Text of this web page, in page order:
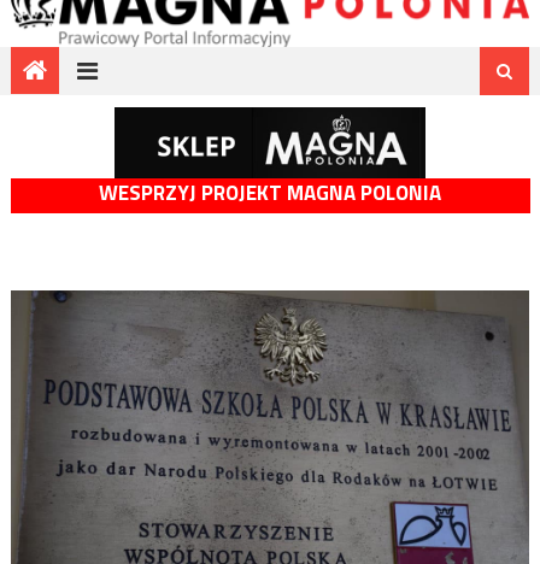
WESPRZYJ PROJEKT MAGNA POLONIA